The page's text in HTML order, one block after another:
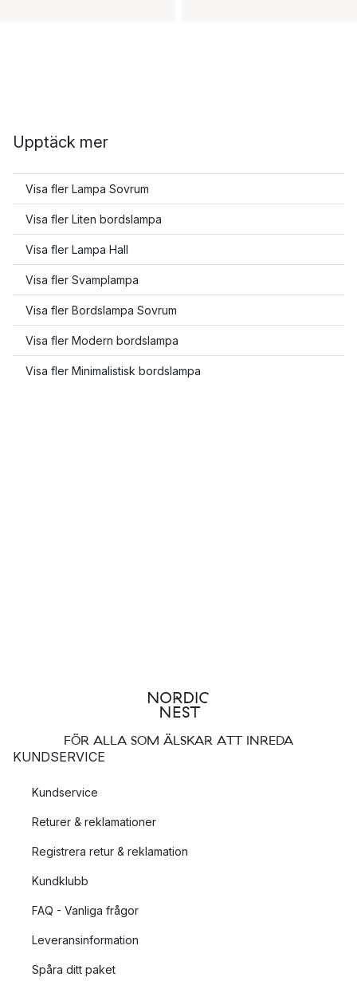
Upptäck mer
Visa fler Lampa Sovrum
Visa fler Liten bordslampa
Visa fler Lampa Hall
Visa fler Svamplampa
Visa fler Bordslampa Sovrum
Visa fler Modern bordslampa
Visa fler Minimalistisk bordslampa
FÖR ALLA SOM ÄLSKAR ATT INREDA
KUNDSERVICE
Kundservice
Returer & reklamationer
Registrera retur & reklamation
Kundklubb
FAQ - Vanliga frågor
Leveransinformation
Spåra ditt paket